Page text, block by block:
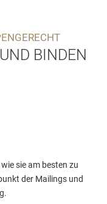
BINDEN
sie am besten zu
der Mailings und